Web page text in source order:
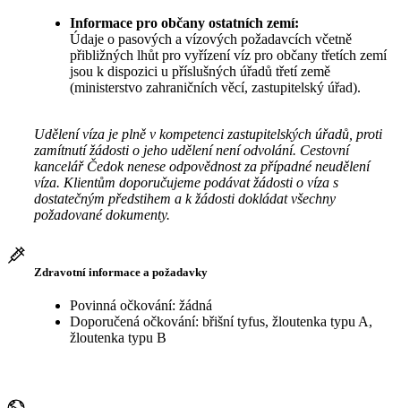
Informace pro občany ostatních zemí:
Údaje o pasových a vízových požadavcích včetně
přibližných lhůt pro vyřízení víz pro občany třetích zemí
jsou k dispozici u příslušných úřadů třetí země
(ministerstvo zahraničních věcí, zastupitelský úřad).
Udělení víza je plně v kompetenci zastupitelských úřadů, proti
zamítnutí žádosti o jeho udělení není odvolání. Cestovní
kancelář Čedok nenese odpovědnost za případné neudělení
víza. Klientům doporučujeme podávat žádosti o víza s
dostatečným předstihem a k žádosti dokládat všechny
požadované dokumenty.
Zdravotní informace a požadavky
Povinná očkování: žádná
Doporučená očkování: břišní tyfus, žloutenka typu A,
žloutenka typu B